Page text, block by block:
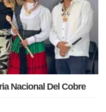
Nacional Del Cobre